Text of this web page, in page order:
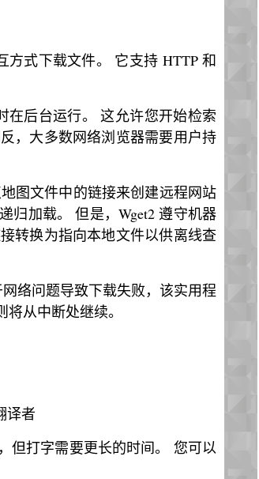
方式下载文件。 它支持 HTTP 和
在后台运行。 这允许您开始检索
，大多数网络浏览器需要用户持
图文件中的链接来创建远程网站
归加载。 但是，Wget2 遵守机器
转换为指向本地文件以供离线查
络问题导致下载失败，该实用程
从中断处继续。
译者
但打字需要更长的时间。 您可以